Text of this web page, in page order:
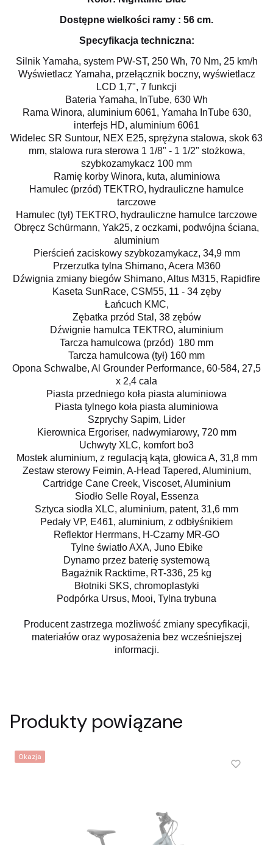
Dostępne wielkości ramy : 56 cm.
Specyfikacja techniczna:
Silnik Yamaha, system PW-ST, 250 Wh, 70 Nm, 25 km/h
Wyświetlacz Yamaha, przełącznik boczny, wyświetlacz
LCD 1,7", 7 funkcji
Bateria Yamaha, InTube, 630 Wh
Rama Winora, aluminium 6061, Yamaha InTube 630,
interfejs HD, aluminium 6061
Widelec SR Suntour, NEX E25, sprężyna stalowa, skok 63
mm, stalowa rura sterowa 1 1/8" - 1 1/2" stożkowa,
szybkozamykacz 100 mm
Ramię korby Winora, kuta, aluminiowa
Hamulec (przód) TEKTRO, hydrauliczne hamulce
tarczowe
Hamulec (tył) TEKTRO, hydrauliczne hamulce tarczowe
Obręcz Schürmann, Yak25, z oczkami, podwójna ściana,
aluminium
Pierścień zaciskowy szybkozamykacz, 34,9 mm
Przerzutka tylna Shimano, Acera M360
Dźwignia zmiany biegów Shimano, Altus M315, Rapidfire
Kaseta SunRace, CSM55, 11 - 34 zęby
Łańcuch KMC,
Zębatka przód Stal, 38 zębów
Dźwignie hamulca TEKTRO, aluminium
Tarcza hamulcowa (przód) 180 mm
Tarcza hamulcowa (tył) 160 mm
Opona Schwalbe, Al Grounder Performance, 60-584, 27,5
x 2,4 cala
Piasta przedniego koła piasta aluminiowa
Piasta tylnego koła piasta aluminiowa
Szprychy Sapim, Lider
Kierownica Ergoriser, nadwymiarowy, 720 mm
Uchwyty XLC, komfort bo3
Mostek aluminium, z regulacją kąta, głowica A, 31,8 mm
Zestaw sterowy Feimin, A-Head Tapered, Aluminium,
Cartridge Cane Creek, Viscoset, Aluminium
Siodło Selle Royal, Essenza
Sztyca siodła XLC, aluminium, patent, 31,6 mm
Pedały VP, E461, aluminium, z odbłyśnikiem
Reflektor Herrmans, H-Czarny MR-GO
Tylne światłoAXA, Juno Ebike
Dynamo przez baterię systemową
Bagażnik Racktime, RT-336, 25 kg
Błotniki SKS, chromoplastyki
Podpórka Ursus, Mooi, Tylna trybuna
Producent zastrzega możliwość zmiany specyfikacji,
materiałów oraz wyposażenia bez wcześniejszej
informacji.
Produkty powiązane
Okazja